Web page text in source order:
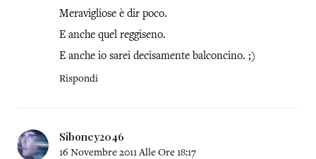
Meravigliose è dir poco.
E anche quel reggiseno.
E anche io sarei decisamente balconcino. ;)
Rispondi
Siboney2046
16 Novembre 2011 Alle Ore 18:17